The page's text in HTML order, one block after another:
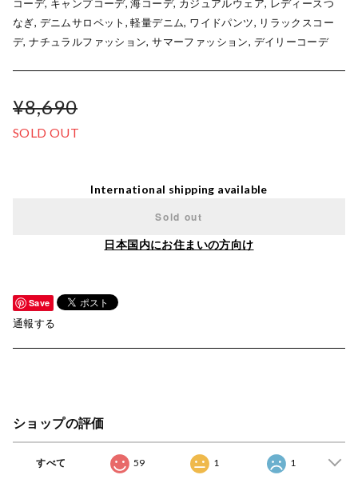
コーデ, キャンプコーデ, 海コーデ, カジュアルウェア, レディースつ
なぎ, デニムサロペット, 軽量デニム, ワイドパンツ, リラックスコー
デ, ナチュラルファッション, サマーファッション, デイリーコーデ
¥8,690
SOLD OUT
International shipping available
Sold out
日本国内にお住まいの方向け
Save
通報する
ショップの評価
すべて 59 1 1